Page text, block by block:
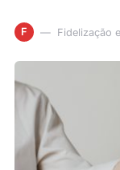
F Fidelização